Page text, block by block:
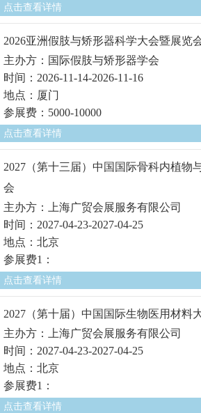
点击查看详情
2026亚洲假肢与矫形器科学大会暨展览
主办方：国际假肢与矫形器学会
时间：2026-11-14-2026-11-16
地点：厦门
参展费：5000-10000
点击查看详情
2027（第十三届）中国国际骨科内植物
会
主办方：上海广贸会展服务有限公司
时间：2027-04-23-2027-04-25
地点：北京
参展费1：
点击查看详情
2027（第十届）中国国际生物医用材料
主办方：上海广贸会展服务有限公司
时间：2027-04-23-2027-04-25
地点：北京
参展费1：
点击查看详情